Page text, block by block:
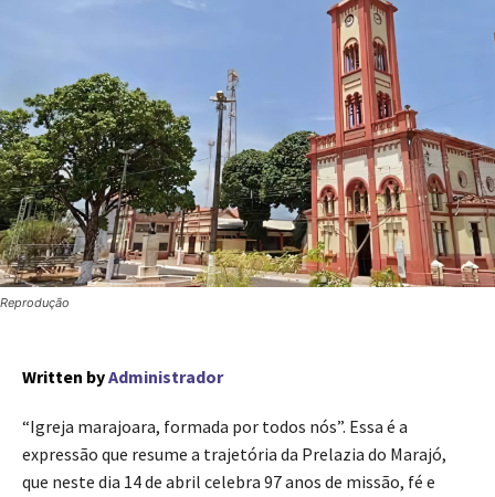
Reprodução
Written byAdministrador
“Igreja marajoara, formada por todos nós”. Essa é a
expressão que resume a trajetória da Prelazia do Marajó,
que neste dia 14 de abril celebra 97 anos de missão, fé e